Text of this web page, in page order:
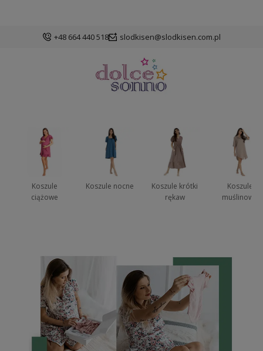
+48 664 440 518 slodkisen@slodkisen.com.pl
Koszule
ciążowe
Koszule nocne
Koszule krótki
rękaw
Koszule
muślinowe